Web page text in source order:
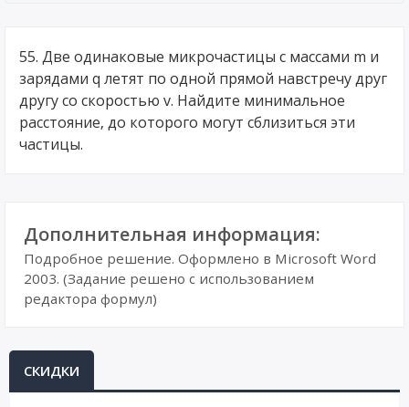
55. Две одинаковые микрочастицы с массами m и
зарядами q летят по одной прямой навстречу друг
другу со скоростью v. Найдите минимальное
расстояние, до которого могут сблизиться эти
частицы.
Дополнительная информация:
Подробное решение. Оформлено в Microsoft Word
2003. (Задание решено с использованием
редактора формул)
СКИДКИ